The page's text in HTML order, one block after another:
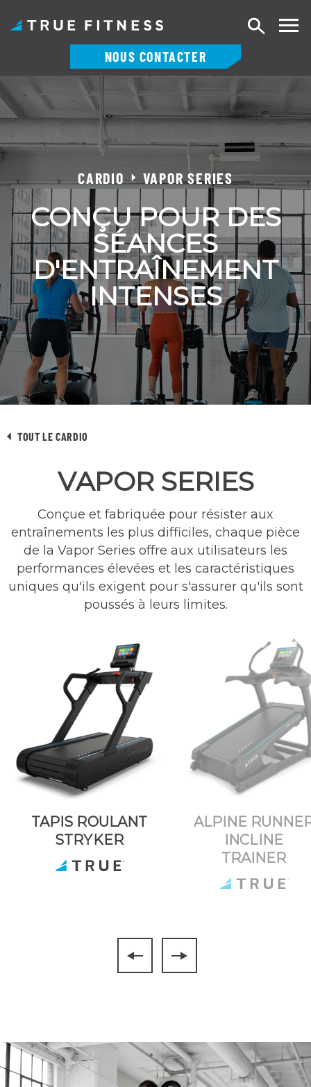
to
content
NOUS CONTACTER
CARDIO VAPOR SERIES
CONÇU POUR DES
SÉANCES
D'ENTRAÎNEMENT
INTENSES
TOUT LE CARDIO
VAPOR SERIES
Conçue et fabriquée pour résister aux
entraînements les plus difficiles, chaque pièce
de la Vapor Series offre aux utilisateurs les
performances élevées et les caractéristiques
uniques qu'ils exigent pour s'assurer qu'ils sont
poussés à leurs limites.
TAPIS ROULANT
STRYKER
ALPINE
INCLINE
TRAINER